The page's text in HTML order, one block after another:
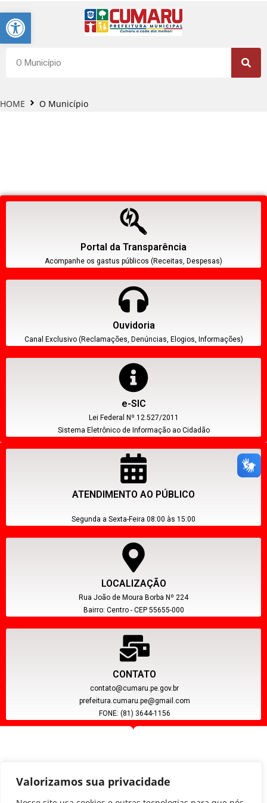
Barra de Ferramentas Aberta
Valorizamos sua privacidade
HOME O Município
Portal da Transparência
Acompanhe os gastus públicos (Receitas, Despesas)
Ouvidoria
Canal Exclusivo (Reclamações, Denúncias, Elogios, Informações)
e-SIC
Lei Federal Nº 12.527/2011
Sistema Eletrônico de Informação ao Cidadão
ATENDIMENTO AO PÚBLICO
Segunda a Sexta-Feira 08:00 às 15:00
LOCALIZAÇÃO
Rua João de Moura Borba Nº 224
Bairro: Centro - CEP 55655-000
CONTATO
contato@cumaru.pe.gov.br
prefeitura.cumaru.pe@gmail.com
FONE: (81) 3644-1156